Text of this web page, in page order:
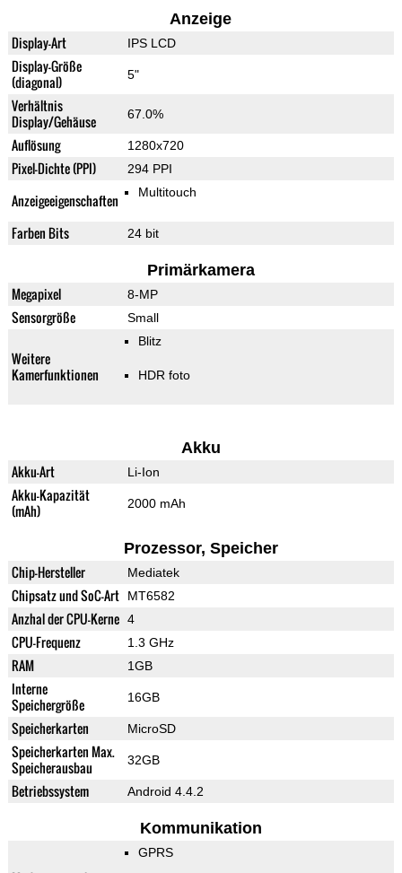
Anzeige
Display-Art IPS LCD
Display-Größe
(diagonal)
5"
Verhältnis
Display/Gehäuse
67.0%
Auflösung 1280x720
Pixel-Dichte (PPI) 294 PPI
Anzeigeeigenschaften Multitouch
Farben Bits 24 bit
Primärkamera
Megapixel 8-MP
Sensorgröße Small
Weitere
Kamerfunktionen
Blitz
HDR foto
Akku
Akku-Art Li-Ion
Akku-Kapazität
(mAh)
2000 mAh
Prozessor, Speicher
Chip-Hersteller Mediatek
Chipsatz und SoC-Art MT6582
Anzhal der CPU-Kerne 4
CPU-Frequenz 1.3 GHz
RAM 1GB
Interne
Speichergröße
16GB
Speicherkarten MicroSD
Speicherkarten Max.
Speicherausbau
32GB
Betriebssystem Android 4.4.2
Kommunikation
GPRS